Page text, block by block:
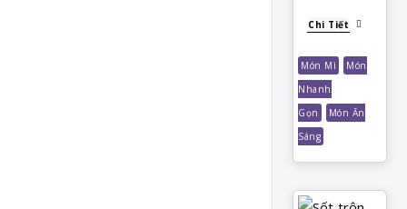
Chi Tiết
Món Mì
Món
Nhanh
Gọn
Món Ăn
Sáng